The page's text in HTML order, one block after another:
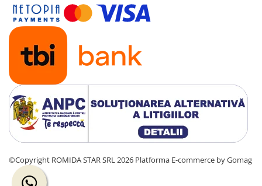
©Copyright ROMIDA STAR SRL 2026 Platforma E-commerce by Gomag